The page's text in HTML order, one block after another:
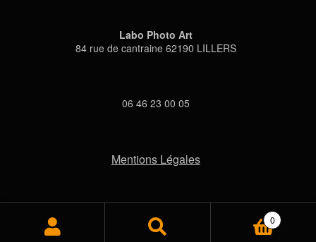
Labo Photo Art
84 rue de cantraine 62190 LILLERS
06 46 23 00 05
Mentions Légales
Recherche
Recherche
0